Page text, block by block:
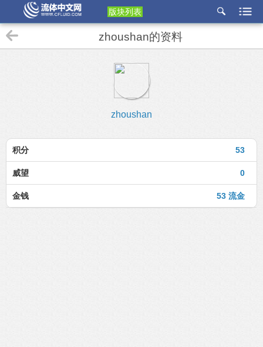
版块列表
etu
zhoushan的资料
zhoushan
53
积分
0
威望
53 流金
金钱